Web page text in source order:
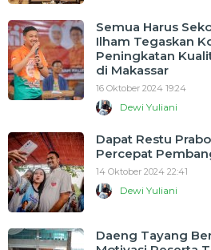
Semua Harus
Ilham Tegaskan
Peningkatan
di Makassar
16 Oktober 2024 19:24
Dewi Yuliani
Dapat Restu
Percepat
14 Oktober 2024 22:41
Dewi Yuliani
Daeng Tayang